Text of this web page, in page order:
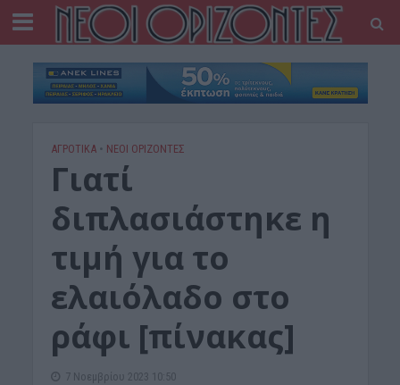
ΑΓΡΟΤΙΚΑ • ΝΕΟΙ ΟΡΙΖΟΝΤΕΣ
Γιατί
διπλασιάστηκε η
τιμή για το
ελαιόλαδο στο
ράφι [πίνακας]
7 Νοεμβρίου 2023 10:50